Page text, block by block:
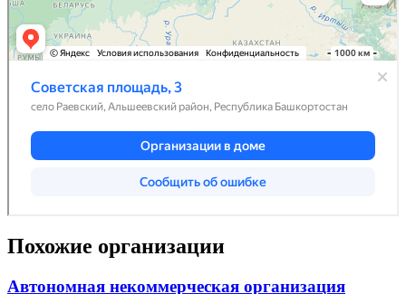
Похожие организации
Автономная некоммерческая организация